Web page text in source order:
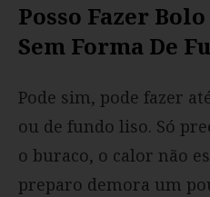
Posso Fazer
Sem Forma De
Pode sim, pode fazer
ou de fundo liso. Só
o buraco, o calor não
preparo demora um